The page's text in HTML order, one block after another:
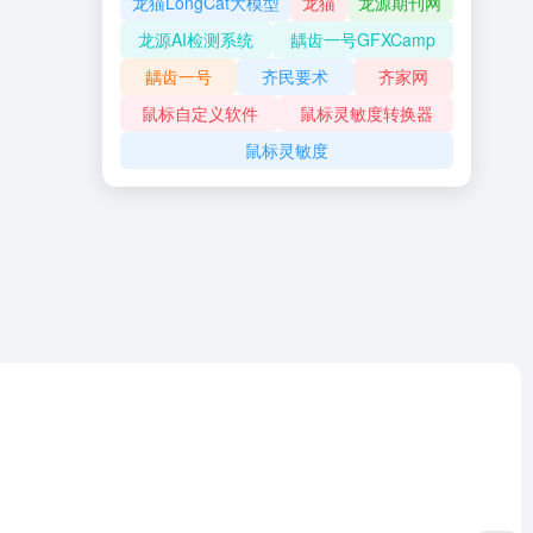
龙源AI检测系统
龋齿一号GFXCamp
龋齿一号
齐民要术
齐家网
鼠标自定义软件
鼠标灵敏度转换器
鼠标灵敏度